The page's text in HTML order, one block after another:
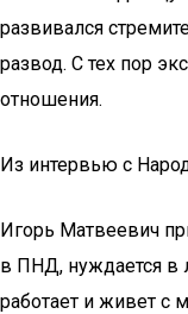
развивался
развод. С тех пор
отношения.
Из интервью с
Игорь Матвеевич
в ПНД, нуждается в
работает и живет с